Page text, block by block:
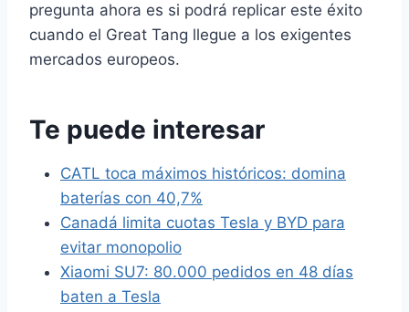
pregunta ahora es si podrá replicar este éxito
cuando el Great Tang llegue a los exigentes
mercados europeos.
Te puede interesar
CATL toca máximos históricos: domina
baterías con 40,7%
Canadá limita cuotas Tesla y BYD para
evitar monopolio
Xiaomi SU7: 80.000 pedidos en 48 días
baten a Tesla